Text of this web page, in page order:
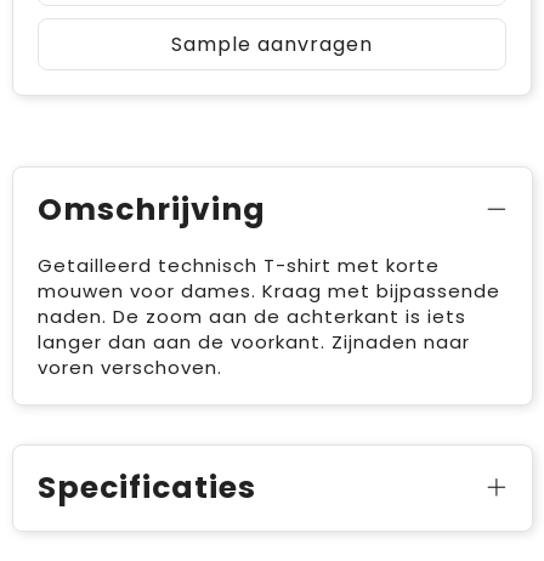
Sample aanvragen
Omschrijving
Getailleerd technisch T-shirt met korte
mouwen voor dames. Kraag met bijpassende
naden. De zoom aan de achterkant is iets
langer dan aan de voorkant. Zijnaden naar
voren verschoven.
Specificaties